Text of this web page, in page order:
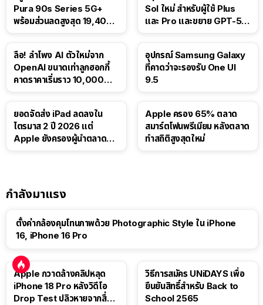
Pura 90s Series 5G+
พร้อมส่วนลดสูงสุด 19,400
Sol ใหม่ สำหรับผู้ใช้ Plus
และ Pro และขยาย GPT-5.6
ลือ! ลำโพง AI ตัวใหม่จาก
OpenAI ขนาดเท่าลูกฮอกกี้
คาดราคาเริ่มราว 10,000
อุปกรณ์ Samsung Galaxy
ที่คาดว่าจะรองรับ One UI
9.5
ยอดจัดส่ง iPad ลดลงใน
ไตรมาส 2 ปี 2026 แต่
Apple ยังครองผู้นำตลาด
Apple ครอง 65% ตลาด
สมาร์ตโฟนพรีเมียม หลังตลาด
ทำสถิติสูงสุดใหม่
กำลังมาแรง
ตั้งค่ากล้องคุมโทนภาพด้วย Photographic Style ใน iPhone
16, iPhone 16 Pro
Apple กวาดล้างคลิปหลุด
iPhone 18 Pro หลังวิดีโอ
Drop Test ปลิวหายจากสื่อ
วิธีการสมัคร UNiDAYS เพื่อ
ยืนยันสิทธิ์สำหรับ Back to
School 2565